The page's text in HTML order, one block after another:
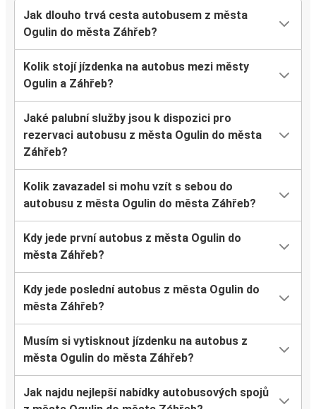
Jak dlouho trvá cesta autobusem z města
Ogulin do města Záhřeb?
Kolik stojí jízdenka na autobus mezi městy
Ogulin a Záhřeb?
Jaké palubní služby jsou k dispozici pro
rezervaci autobusu z města Ogulin do města
Záhřeb?
Kolik zavazadel si mohu vzít s sebou do
autobusu z města Ogulin do města Záhřeb?
Kdy jede první autobus z města Ogulin do
města Záhřeb?
Kdy jede poslední autobus z města Ogulin do
města Záhřeb?
Musím si vytisknout jízdenku na autobus z
města Ogulin do města Záhřeb?
Jak najdu nejlepší nabídky autobusových spojů